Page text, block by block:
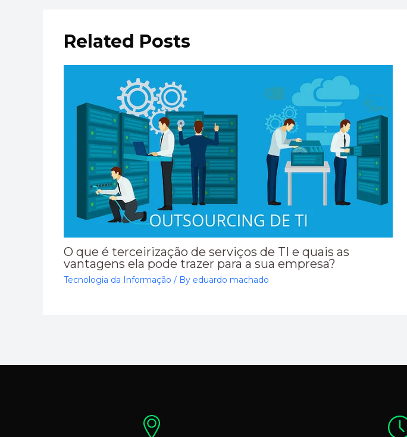
Related Posts
O que é terceirização de serviços de TI e quais as
vantagens ela pode trazer para a sua empresa?
Tecnologia da Informação / By eduardo machado